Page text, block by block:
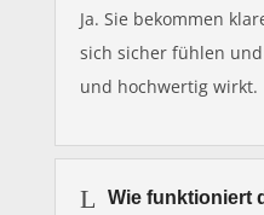
Ja. Sie bekommen
sich sicher fühlen
und hochwertig wirkt.
L Wie funktioniert